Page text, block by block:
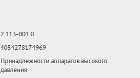
2.113-001.0
4054278174969
Принадлежности аппаратов высокого
давления